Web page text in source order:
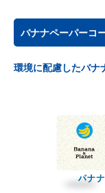
バナナペーパーコ
環境に配慮したバナ